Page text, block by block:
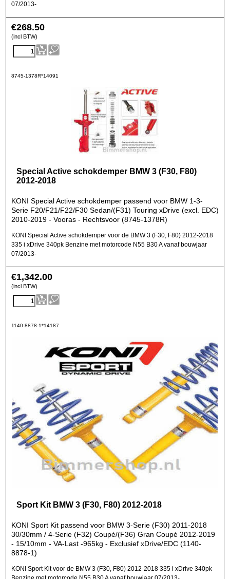
07/2013-
€268.50
(incl BTW)
8745-1378R*14091
Special Active schokdemper BMW 3 (F30, F80)
2012-2018
KONI Special Active schokdemper passend voor BMW 1-3-
Serie F20/F21/F22/F30 Sedan/(F31) Touring xDrive (excl. EDC)
2010-2019 - Vooras - Rechtsvoor (8745-1378R)
KONI Special Active schokdemper voor de BMW 3 (F30, F80) 2012-2018
335 i xDrive 340pk Benzine met motorcode N55 B30 A vanaf bouwjaar
07/2013-
€1,342.00
(incl BTW)
1140-8878-1*14187
Sport Kit BMW 3 (F30, F80) 2012-2018
KONI Sport Kit passend voor BMW 3-Serie (F30) 2011-2018
30/30mm / 4-Serie (F32) Coupé/(F36) Gran Coupé 2012-2019
- 15/10mm - VA-Last -965kg - Exclusief xDrive/EDC (1140-
8878-1)
KONI Sport Kit voor de BMW 3 (F30, F80) 2012-2018 335 i xDrive 340pk